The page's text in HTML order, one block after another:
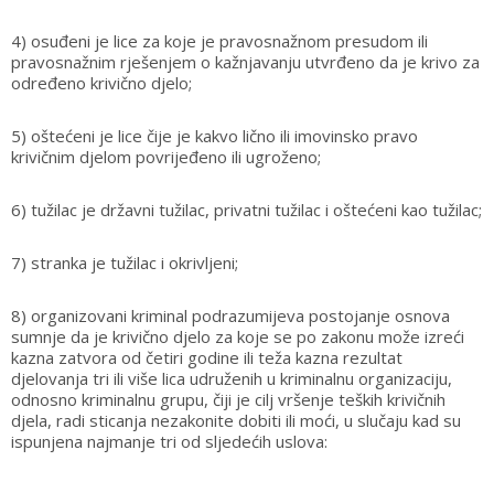
4) osuđeni je lice za koje je pravosnažnom presudom ili
pravosnažnim rješenjem o kažnjavanju utvrđeno da je krivo za
određeno krivično djelo;
5) oštećeni je lice čije je kakvo lično ili imovinsko pravo
krivičnim djelom povrijeđeno ili ugroženo;
6) tužilac je državni tužilac, privatni tužilac i oštećeni kao tužilac;
7) stranka je tužilac i okrivljeni;
8) organizovani kriminal podrazumijeva postojanje osnova
sumnje da je krivično djelo za koje se po zakonu može izreći
kazna zatvora od četiri godine ili teža kazna rezultat
djelovanja tri ili više lica udruženih u kriminalnu organizaciju,
odnosno kriminalnu grupu, čiji je cilj vršenje teških krivičnih
djela, radi sticanja nezakonite dobiti ili moći, u slučaju kad su
ispunjena najmanje tri od sljedećih uslova: